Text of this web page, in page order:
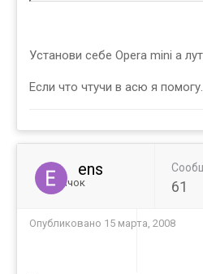
Установи себе Opera mini а
Если что чтучи в асю я помогу.
ens
Новичок 61
Опубликовано 15 марта, 2008